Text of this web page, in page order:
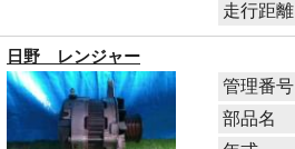
走行距離
日野 レンジャー
管理番号
部品名